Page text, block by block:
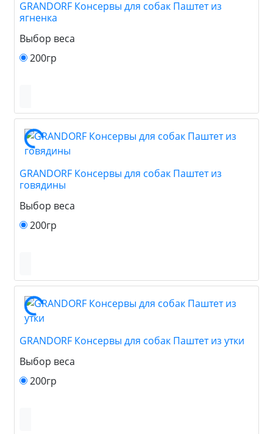
GRANDORF Консервы для собак Паштет из
ягненка
Выбор веса
200гр
GRANDORF Консервы для собак Паштет из
говядины
Выбор веса
200гр
GRANDORF Консервы для собак Паштет из утки
Выбор веса
200гр